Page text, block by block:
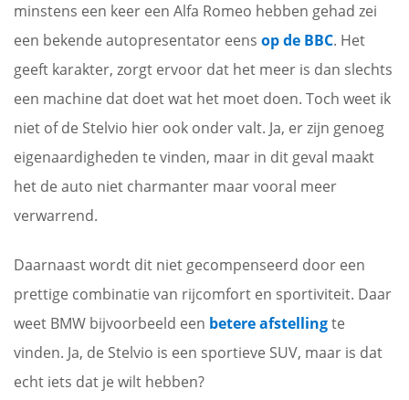
minstens een keer een Alfa Romeo hebben gehad zei
een bekende autopresentator eens op de BBC. Het
geeft karakter, zorgt ervoor dat het meer is dan slechts
een machine dat doet wat het moet doen. Toch weet ik
niet of de Stelvio hier ook onder valt. Ja, er zijn genoeg
eigenaardigheden te vinden, maar in dit geval maakt
het de auto niet charmanter maar vooral meer
verwarrend.
Daarnaast wordt dit niet gecompenseerd door een
prettige combinatie van rijcomfort en sportiviteit. Daar
weet BMW bijvoorbeeld een betere afstellingte
vinden. Ja, de Stelvio is een sportieve SUV, maar is dat
echt iets dat je wilt hebben?